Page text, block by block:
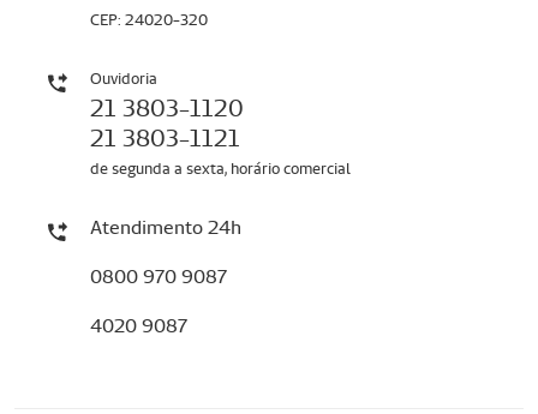
CEP: 24020-320
Ouvidoria
21 3803-1120
21 3803-1121
de segunda a sexta, horário comercial
Atendimento 24h
0800 970 9087
4020 9087